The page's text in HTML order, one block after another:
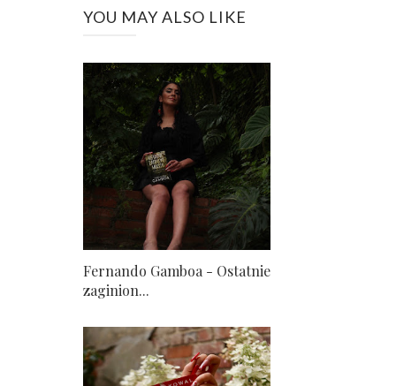
YOU MAY ALSO LIKE
Fernando Gamboa - Ostatnie
zaginion...